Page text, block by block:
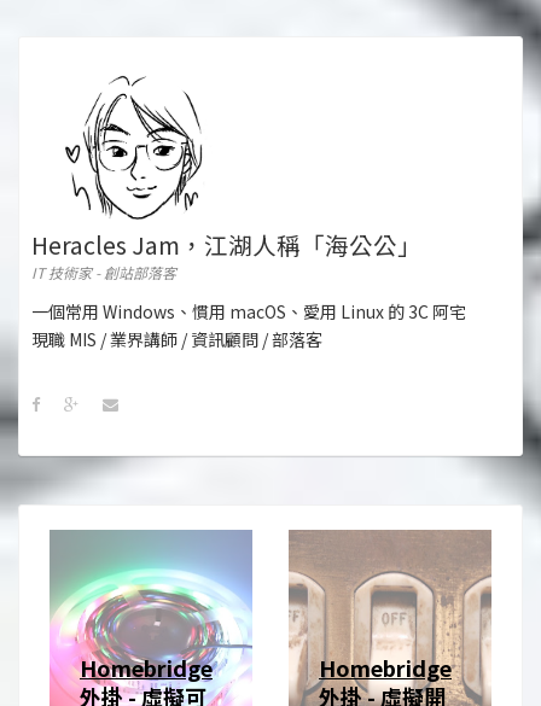
Heracles Jam，江湖人稱「海公公」
IT 技術家 - 創站部落客
一個常用 Windows、慣用 macOS、愛用 Linux 的 3C 阿宅
現職 MIS / 業界講師 / 資訊顧問 / 部落客
Homebridge
外掛 - 虛擬可
Homebridge
外掛 - 虛擬開